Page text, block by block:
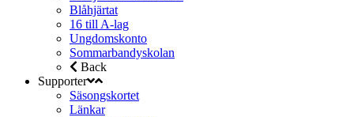
Blåhjärtat
16 till A-lag
Ungdomskonto
Sommarbandyskolan
Back
Supporter
Säsongskortet
Länkar